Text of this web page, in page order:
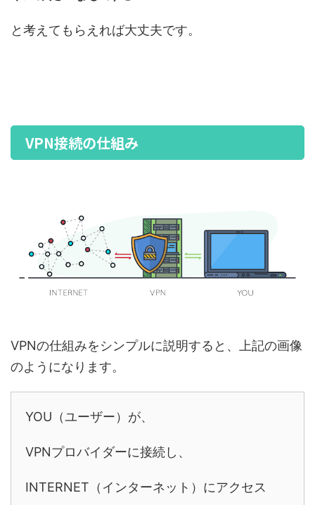
と考えてもらえれば大丈夫です。
VPN接続の仕組み
VPNの仕組みをシンプルに説明すると、上記の画像
のようになります。
YOU（ユーザー）が、
VPNプロバイダーに接続し、
INTERNET（インターネット）にアクセス